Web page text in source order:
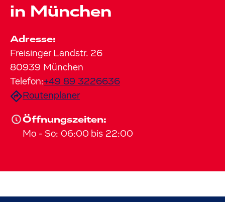
in München
Adresse:
Freisinger Landstr. 26
80939 München
Telefon:+49 89 3226636
Routenplaner
Öffnungszeiten:
Mo - So: 06:00 bis 22:00